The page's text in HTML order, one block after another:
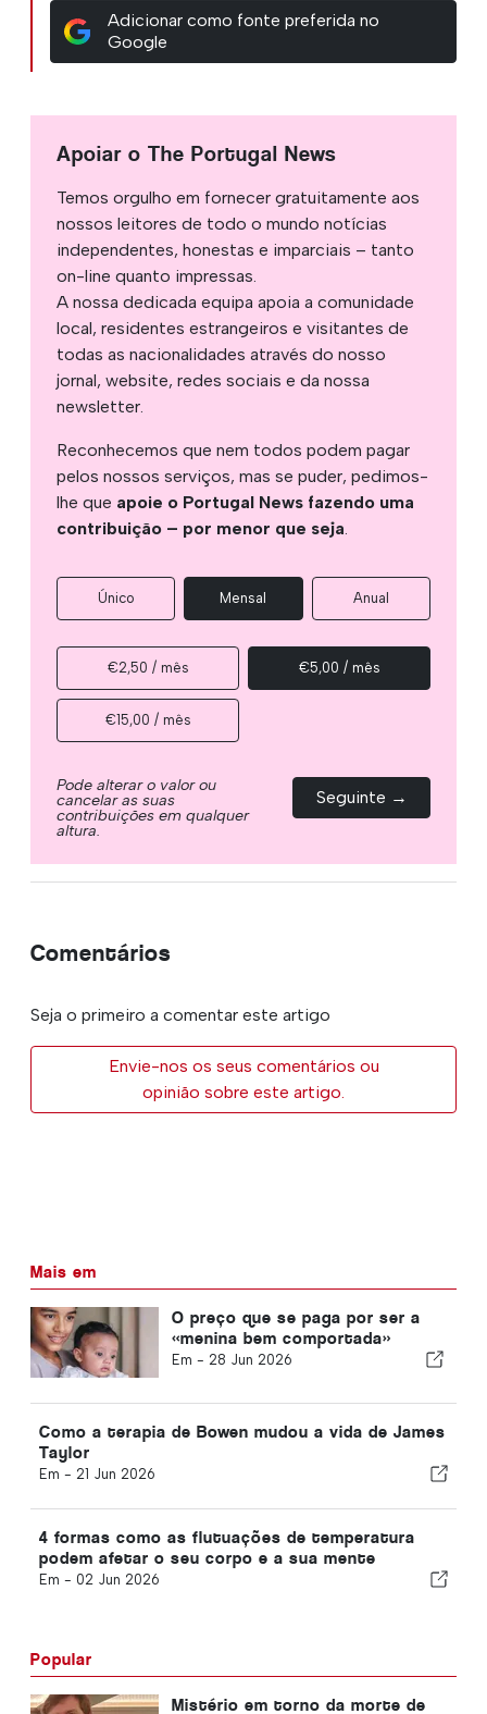
Adicionar como fonte preferida no
Google
Apoiar o The Portugal News
Temos orgulho em fornecer gratuitamente aos
nossos leitores de todo o mundo notícias
independentes, honestas e imparciais – tanto
on-line quanto impressas.
A nossa dedicada equipa apoia a comunidade
local, residentes estrangeiros e visitantes de
todas as nacionalidades através do nosso
jornal, website, redes sociais e da nossa
newsletter.
Reconhecemos que nem todos podem pagar
pelos nossos serviços, mas se puder, pedimos-
lhe que apoie o Portugal News fazendo uma
contribuição – por menor que seja.
Único Mensal Anual
€2,50 / mês €5,00 / mês
€15,00 / mês
Pode alterar o valor ou
cancelar as suas
contribuições em qualquer
altura.
Seguinte →
Comentários
Seja o primeiro a comentar este artigo
Envie-nos os seus comentários ou
opinião sobre este artigo.
Mais em
O preço que se paga por ser a
«menina bem comportada»
Em - 28 Jun 2026
Como a terapia de Bowen mudou a vida de James
Taylor
Em - 21 Jun 2026
4 formas como as flutuações de temperatura
podem afetar o seu corpo e a sua mente
Em - 02 Jun 2026
Popular
Mistério em torno da morte de